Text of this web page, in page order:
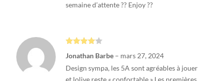
semaine d’attente ?? Enjoy ??
sur 5
Jonathan Barbe – mars 27, 2024
Design sympa, les 5A sont agréables à jouer